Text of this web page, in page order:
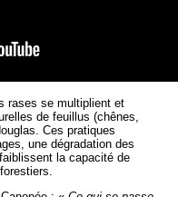
rases se multiplient et
de feuillus (chênes,
Ces pratiques
une dégradation des
la capacité de